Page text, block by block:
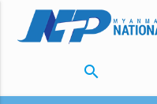
search